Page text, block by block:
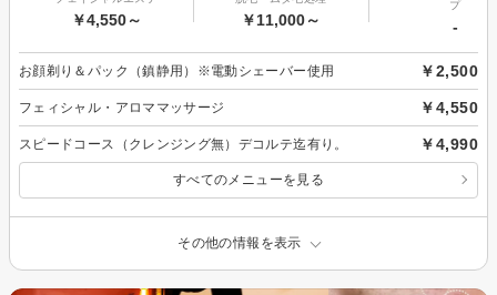
￥4,550～ ￥11,000～
プ
-
お顔剃り＆パック（鎮静用）※電動シェーバー使用 ￥2,500
フェィシャル・アロママッサージ ￥4,550
スピードコース（クレンジング無）デコルテ迄有り。 ￥4,990
すべてのメニューを見る
その他の情報を表示